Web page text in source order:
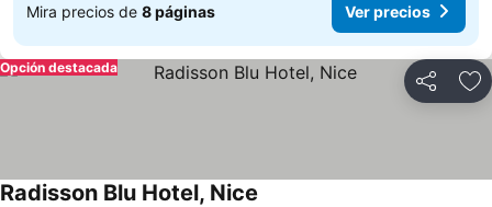
Mira precios de 8 páginas Ver precios
Compartir
Opción destacada
Radisson Blu Hotel, Nice